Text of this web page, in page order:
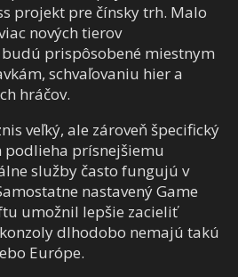
projekt pre čínsky trh. Malo
nových tierov
prispôsobené miestnym
schvaľovaniu hier a
hráčov.
veľký, ale zároveň špecifický
podlieha prísnejšiemu
služby často fungujú v
nastavený Game
umožnil lepšie zacieliť
dlhodobo nemajú takú
Európe.